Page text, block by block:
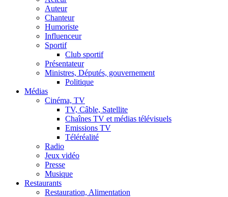
Auteur
Chanteur
Humoriste
Influenceur
Sportif
Club sportif
Présentateur
Ministres, Députés, gouvernement
Politique
Médias
Cinéma, TV
TV, Câble, Satellite
Chaînes TV et médias télévisuels
Emissions TV
Téléréalité
Radio
Jeux vidéo
Presse
Musique
Restaurants
Restauration, Alimentation